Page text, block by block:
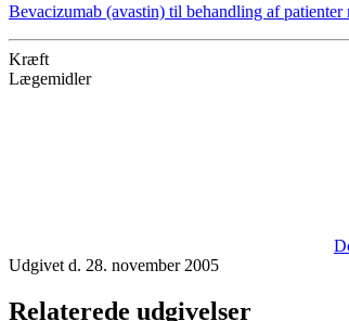
Bevacizumab (avastin) til behandling af patienter
Kræft
Lægemidler
Udgivet d. 28. november 2005
Relaterede udgivelser